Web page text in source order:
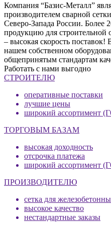
Компания “Базис-Металл”
производителем сварной
Северо-Запада России. Более
продукцию для строительной
– высокая скорость поставок!
нашем собственном
общепринятым стандартам
Работать с нами выгодно
СТРОИТЕЛЮ
оперативные поставки
лучшие цены
широкий ассортимент
ТОРГОВЫМ БАЗАМ
высокая доходность
отсрочка платежа
широкий ассортимент
ПРОИЗВОДИТЕЛЮ
сетка для
высокое качество
нестандартные заказы